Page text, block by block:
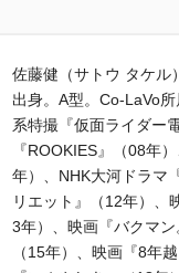
佐藤健（サトウ タケル
出身。A型。Co-LaVo
系特撮『仮面ライダー
『ROOKIES』（08年
年）、NHK大河ドラマ
リエット』（12年）、
3年）、映画『バクマン
（15年）、映画『8年